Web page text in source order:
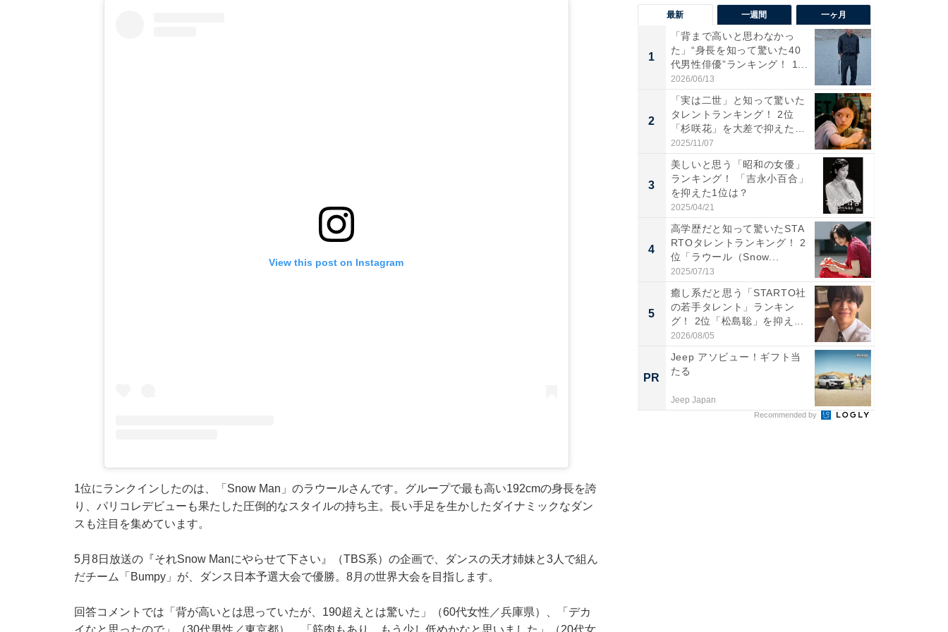
View this post on Instagram
1位にランクインしたのは、「Snow Man」のラウールさんです。グループで最も高い192cmの身長を誇
り、パリコレデビューも果たした圧倒的なスタイルの持ち主。長い手足を生かしたダイナミックなダン
スも注目を集めています。
5月8日放送の『それSnow Manにやらせて下さい』（TBS系）の企画で、ダンスの天才姉妹と3人で組ん
だチーム「Bumpy」が、ダンス日本予選大会で優勝。8月の世界大会を目指します。
回答コメントでは「背が高いとは思っていたが、190超えとは驚いた」（60代女性／兵庫県）、「デカ
イなと思ったので」（30代男性／東京都）、「筋肉もあり、もう少し低めかなと思いました」（20代女
最新 一週間 一ヶ月
1
「背まで高いと思わなかっ
た」“身長を知って驚いた40
代男性俳優”ランキング！ 1...
2026/06/13
2
「実は二世」と知って驚いた
タレントランキング！ 2位
「杉咲花」を大差で抑えた1
位...
2025/11/07
3
美しいと思う「昭和の女優」
ランキング！ 「吉永小百合」
を抑えた1位は？
2025/04/21
4
高学歴だと知って驚いたSTA
RTOタレントランキング！ 2
位「ラウール（Snow...
2025/07/13
5
癒し系だと思う「STARTO社
の若手タレント」ランキン
グ！ 2位「松島聡」を抑え...
2026/08/05
PR
Jeep アソビュー！ギフト当
たる
Jeep Japan
Recommended by